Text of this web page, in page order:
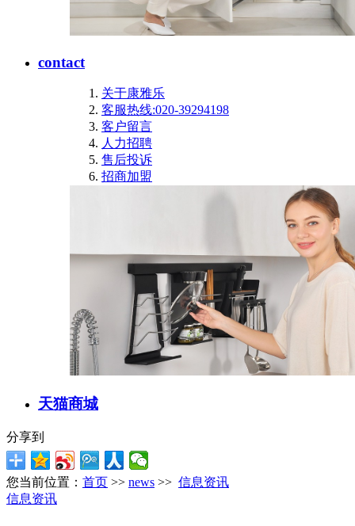
contact
关于康雅乐
客服热线:020-39294198
客户留言
人力招聘
售后投诉
招商加盟
天猫商城
分享到
您当前位置： 首页 >> news >> 信息资讯
信息资讯